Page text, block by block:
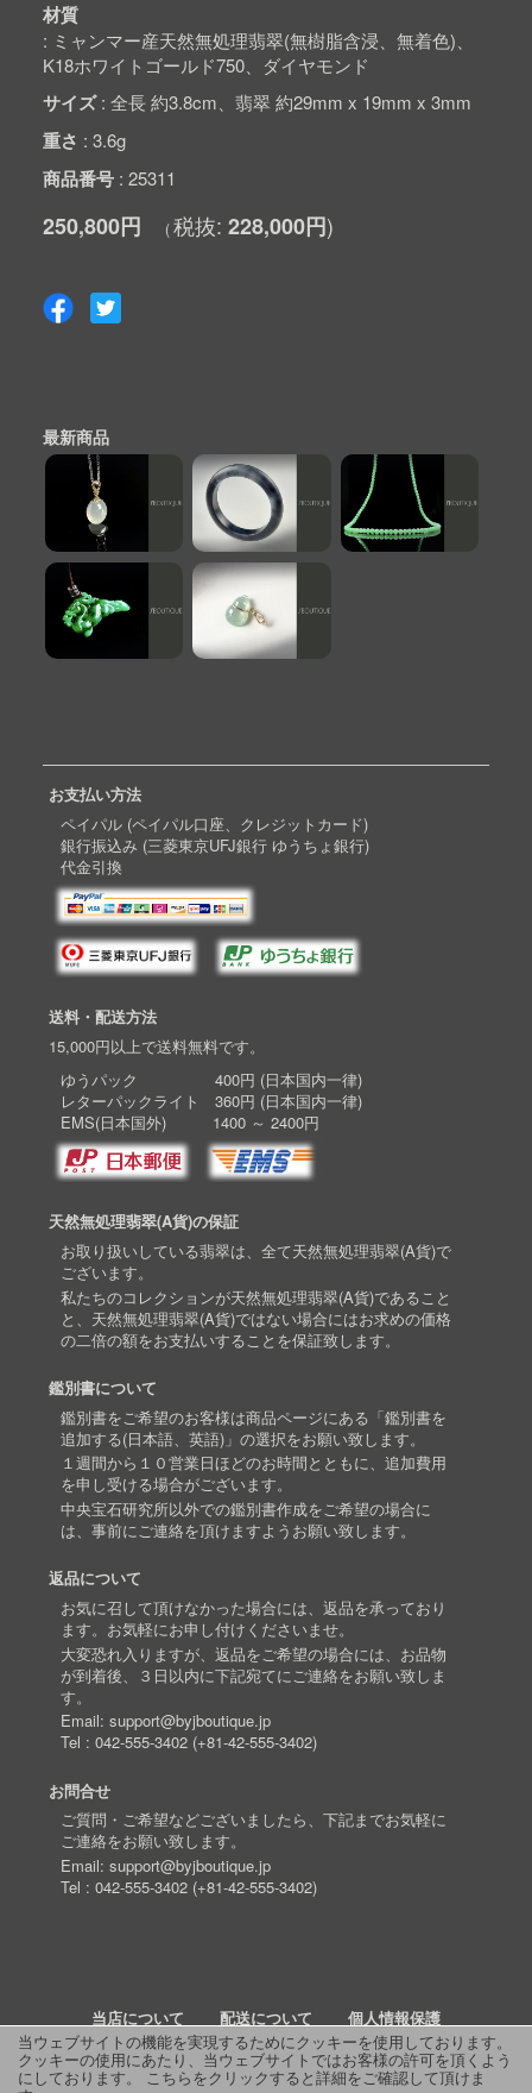
当ウェブサイトの機能を実現するためにクッキーを使用しております。
クッキーの使用にあたり、当ウェブサイトではお客様の許可を頂くよう
にしております。 こちらをクリックすると詳細をご確認して頂けま
材質
ミャンマー産天然無処理翡翠(無樹脂含浸、無着色)、
K18ホワイトゴールド750、ダイヤモンド
サイズ 全長 約3.8cm、翡翠 約29mm x 19mm x 3mm
重さ 3.6g
商品番号 25311
250,800円 228,000円
最新商品
お支払い方法
ペイパル (ペイパル口座、クレジットカード)
銀行振込み (三菱東京UFJ銀行 ゆうちょ銀行)
代金引換
送料・配送方法
15,000円以上で送料無料です。
ゆうパック 400円 (日本国内一律)
レターパックライト 360円 (日本国内一律)
EMS(日本国外) 1400 ～ 2400円
天然無処理翡翠(A貨)の保証
お取り扱いしている翡翠は、全て天然無処理翡翠(A貨)で
ございます。
私たちのコレクションが天然無処理翡翠(A貨)であること
と、天然無処理翡翠(A貨)ではない場合にはお求めの価格
の二倍の額をお支払いすることを保証致します。
鑑別書について
鑑別書をご希望のお客様は商品ページにある「鑑別書を
追加する(日本語、英語)」の選択をお願い致します。
１週間から１０営業日ほどのお時間とともに、追加費用
を申し受ける場合がございます。
中央宝石研究所以外での鑑別書作成をご希望の場合に
は、事前にご連絡を頂けますようお願い致します。
返品について
お気に召して頂けなかった場合には、返品を承っており
ます。お気軽にお申し付けくださいませ。
大変恐れ入りますが、返品をご希望の場合には、お品物
が到着後、３日以内に下記宛てにご連絡をお願い致しま
す。
Email: support@byjboutique.jp
Tel : 042-555-3402(+81-42-555-3402)
お問合せ
ご質問・ご希望などございましたら、下記までお気軽に
ご連絡をお願い致します。
Email: support@byjboutique.jp
Tel : 042-555-3402(+81-42-555-3402)
当店について 配送について
個人情報保護
詳細検索
よくあるご質問 お問い合わせ RSS